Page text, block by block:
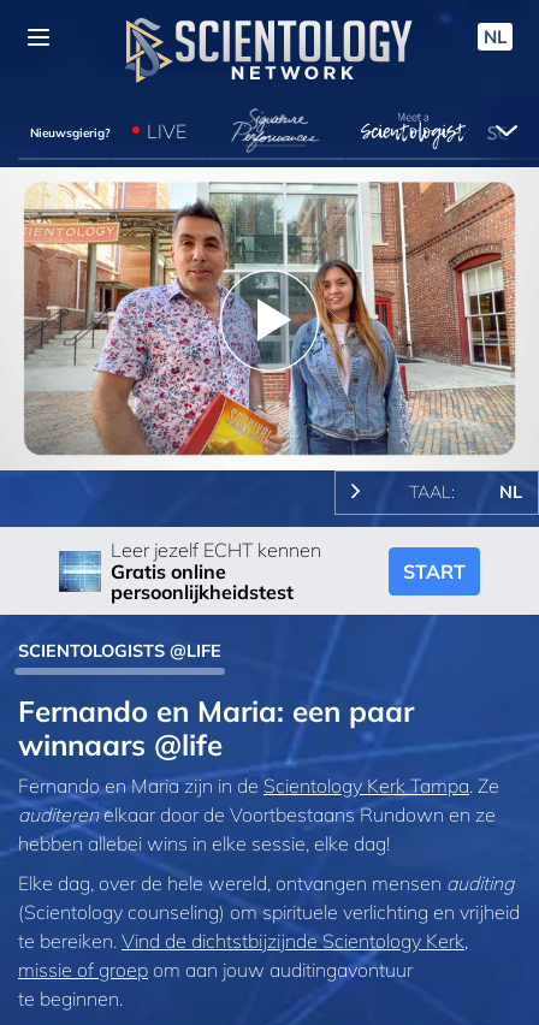
NL
Nieuwsgierig? LIVE
Play
Video
TAAL: NL
Leer jezelf ECHT kennen
Gratis online
persoonlijkheidstest
START
SCIENTOLOGISTS @LIFE
Fernando en Maria: een paar
winnaars @life
Fernando en Maria zijn in de Scientology Kerk Tampa . Ze
auditerenelkaar door de Voortbestaans Rundown en ze
hebben allebei wins in elke sessie, elke dag!
Elke dag, over de hele wereld, ontvangen mensen auditing
(Scientology counseling) om spirituele verlichting en vrijheid
te bereiken. Vind de dichtstbijzijnde Scientology Kerk,
missie of groep om aan jouw auditingavontuur
te beginnen.